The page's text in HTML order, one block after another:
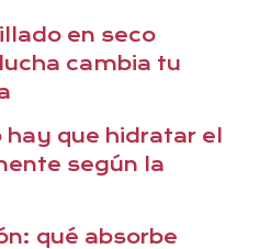
en seco
cambia tu
que hidratar el
según la
qué absorbe